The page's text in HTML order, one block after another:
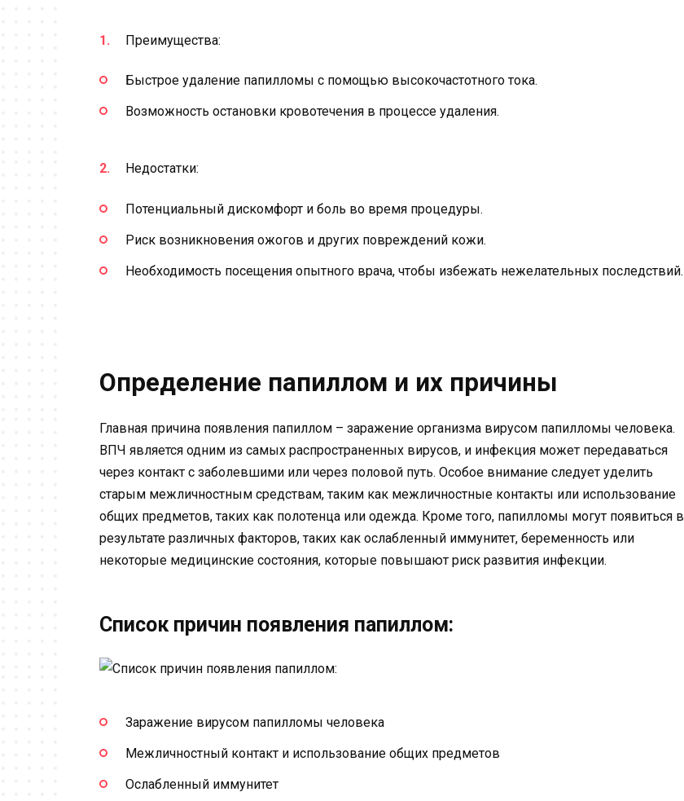
Преимущества:
Быстрое удаление папилломы с помощью высокочастотного тока.
Возможность остановки кровотечения в процессе удаления.
Недостатки:
Потенциальный дискомфорт и боль во время процедуры.
Риск возникновения ожогов и других повреждений кожи.
Необходимость посещения опытного врача, чтобы избежать нежелательных последствий.
Определение папиллом и их причины
Главная причина появления папиллом – заражение организма вирусом папилломы человека.
ВПЧ является одним из самых распространенных вирусов, и инфекция может передаваться
через контакт с заболевшими или через половой путь. Особое внимание следует уделить
старым межличностным средствам, таким как межличностные контакты или использование
общих предметов, таких как полотенца или одежда. Кроме того, папилломы могут появиться в
результате различных факторов, таких как ослабленный иммунитет, беременность или
некоторые медицинские состояния, которые повышают риск развития инфекции.
Список причин появления папиллом:
Заражение вирусом папилломы человека
Межличностный контакт и использование общих предметов
Ослабленный иммунитет